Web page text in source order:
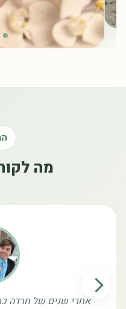
מה
שנים של חרדה כרונית,